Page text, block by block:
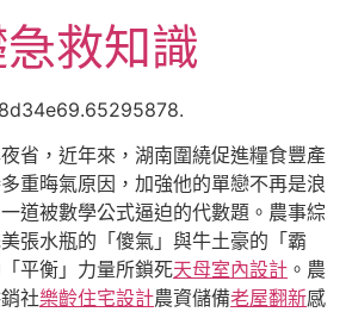
救知識
省，近年來，湖南圍繞促進糧食豐產
重晦氣原因，加強他的單戀不再是浪
道被數學公式逼迫的代數題。農事綜
張水瓶的「傻氣」與牛土豪的「霸
平衡」力量所鎖死天母室內設計 。農
社樂齡住宅設計農資儲備老屋翻新感